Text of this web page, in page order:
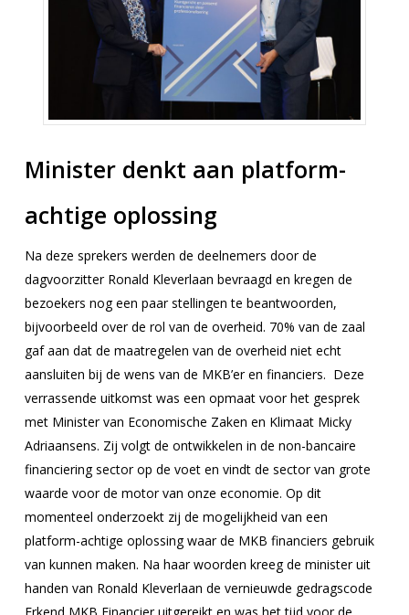
Minister denkt aan platform-
achtige oplossing
Na deze sprekers werden de deelnemers door de
dagvoorzitter Ronald Kleverlaan bevraagd en kregen de
bezoekers nog een paar stellingen te beantwoorden,
bijvoorbeeld over de rol van de overheid. 70% van de zaal
gaf aan dat de maatregelen van de overheid niet echt
aansluiten bij de wens van de MKB’er en financiers. Deze
verrassende uitkomst was een opmaat voor het gesprek
met Minister van Economische Zaken en Klimaat Micky
Adriaansens. Zij volgt de ontwikkelen in de non-bancaire
financiering sector op de voet en vindt de sector van grote
waarde voor de motor van onze economie. Op dit
momenteel onderzoekt zij de mogelijkheid van een
platform-achtige oplossing waar de MKB financiers gebruik
van kunnen maken. Na haar woorden kreeg de minister uit
handen van Ronald Kleverlaan de vernieuwde gedragscode